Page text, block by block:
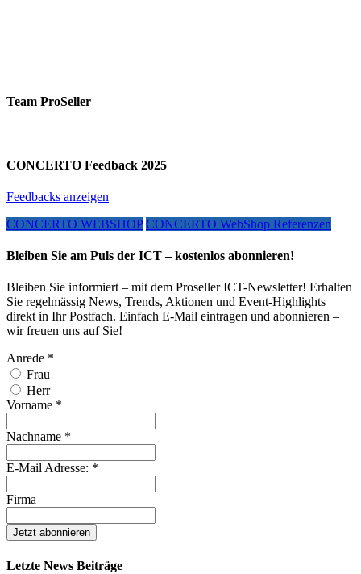
Team ProSeller
CONCERTO Feedback 2025
Feedbacks anzeigen
CONCERTO WEBSHOP CONCERTO WebShop Referenzen
Bleiben Sie am Puls der ICT – kostenlos abonnieren!
Bleiben Sie informiert – mit dem Proseller ICT-Newsletter! Erhalten
Sie regelmässig News, Trends, Aktionen und Event-Highlights
direkt in Ihr Postfach. Einfach E-Mail eintragen und abonnieren –
wir freuen uns auf Sie!
Anrede *
Frau
Herr
Vorname *
Nachname *
E-Mail Adresse: *
Firma
Letzte News Beiträge